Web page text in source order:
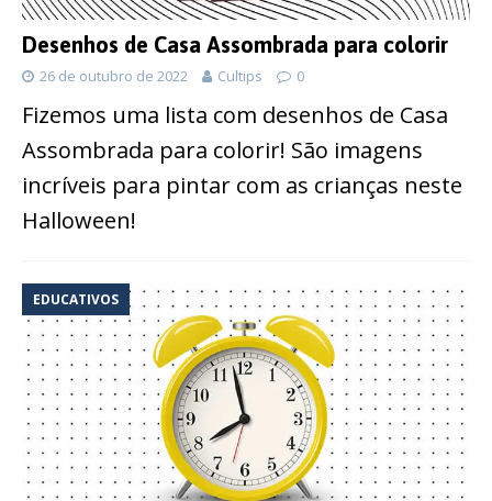
Desenhos de Casa Assombrada para colorir
26 de outubro de 2022 Cultips 0
Fizemos uma lista com desenhos de Casa
Assombrada para colorir! São imagens
incríveis para pintar com as crianças neste
Halloween!
EDUCATIVOS